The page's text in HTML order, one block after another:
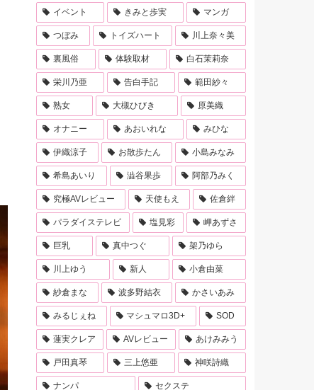
イベント きみと歩実 マンガ
つぼみ トイズハート 川上奈々美
裏風俗 体験取材 白石茉莉奈
栄川乃亜 告白手記 範田紗々
熟女 大槻ひびき 原美織
オナニー あおいれな みひな
伊織涼子 お散歩たん 小島みなみ
希島あいり 澁谷果歩 阿部乃みく
究極AVレビュー 天使もえ 佐倉絆
パラダイステレビ 塩見彩 岬あずさ
巨乳 真中つぐ 架乃ゆら
川上ゆう 新人 小倉由菜
紗倉まな 波多野結衣 かさいあみ
みるじぇね マシュマロ3D+ SOD
蓮実クレア AVレビュー あけみみう
戸田真琴 三上悠亜 神咲詩織
ナンパ セクステ